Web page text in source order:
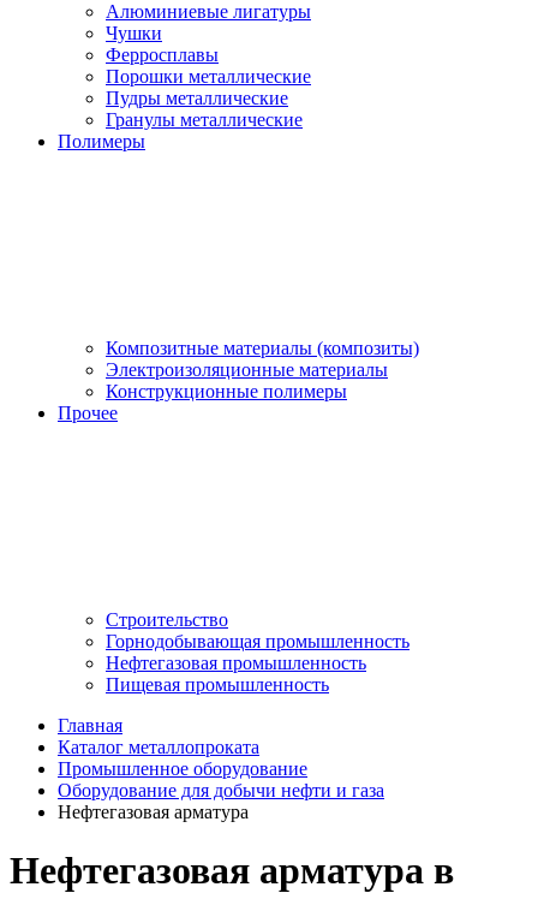
Алюминиевые лигатуры
Чушки
Ферросплавы
Порошки металлические
Пудры металлические
Гранулы металлические
Полимеры
Композитные материалы (композиты)
Электроизоляционные материалы
Конструкционные полимеры
Прочее
Строительство
Горнодобывающая промышленность
Нефтегазовая промышленность
Пищевая промышленность
Главная
Каталог металлопроката
Промышленное оборудование
Оборудование для добычи нефти и газа
Нефтегазовая арматура
Нефтегазовая арматура в